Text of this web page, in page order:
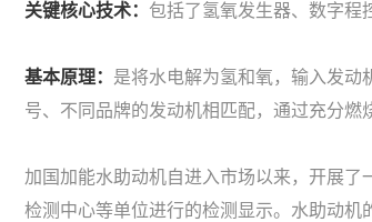
关键核心技术： 包括了氢氧发生器、数字程
基本原理： 是将水电解为氢和氧，输入发动
号、不同品牌的发动机相匹配，通过充分燃
加国加能水助动机自进入市场以来，开展了
检测中心等单位进行的检测显示。水助动